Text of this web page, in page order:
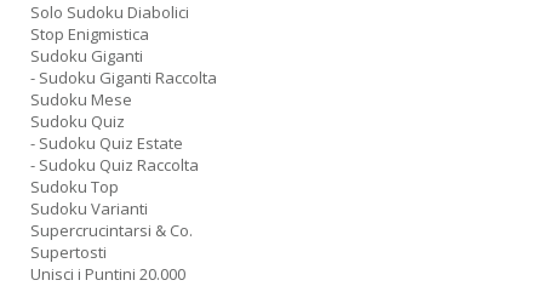
Solo Sudoku Diabolici
Stop Enigmistica
Sudoku Giganti
- Sudoku Giganti Raccolta
Sudoku Mese
Sudoku Quiz
- Sudoku Quiz Estate
- Sudoku Quiz Raccolta
Sudoku Top
Sudoku Varianti
Supercrucintarsi & Co.
Supertosti
Unisci i Puntini 20.000